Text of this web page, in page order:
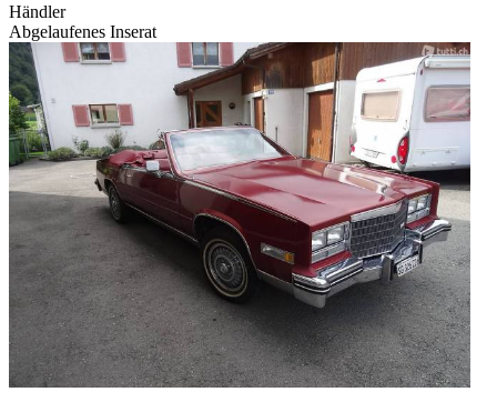
Händler
Abgelaufenes Inserat